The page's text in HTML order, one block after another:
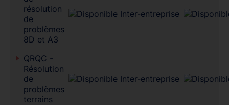
résolution
de
problèmes
8D et A3
QRQC -
Résolution
de
problèmes
terrains